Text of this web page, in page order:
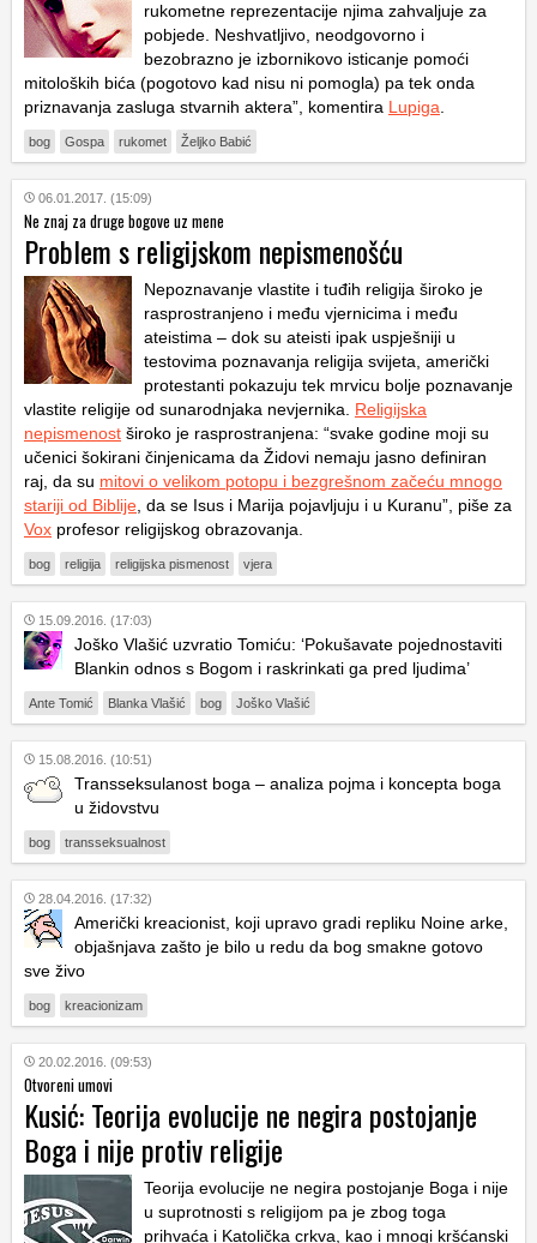
rukometne reprezentacije njima zahvaljuje za
pobjede. Neshvatljivo, neodgovorno i
bezobrazno je izbornikovo isticanje pomoći
mitoloških bića (pogotovo kad nisu ni pomogla) pa tek onda
priznavanja zasluga stvarnih aktera”, komentira Lupiga
bog Gospa rukomet Željko Babić
06.01.2017. (15:09)
Ne znaj za druge bogove uz mene
Problem s religijskom nepismenošću
Nepoznavanje vlastite i tuđih religija široko je
rasprostranjeno i među vjernicima i među
ateistima – dok su ateisti ipak uspješniji u
testovima poznavanja religija svijeta, američki
protestanti pokazuju tek mrvicu bolje poznavanje
vlastite religije od sunarodnjaka nevjernika. Religijska
nepismenost široko je rasprostranjena: “svake godine moji su
učenici šokirani činjenicama da Židovi nemaju jasno definiran
raj, da su mitovi o velikom potopu i bezgrešnom začeću mnogo
stariji od Biblije , da se Isus i Marija pojavljuju i u Kuranu”, piše za
Vox profesor religijskog obrazovanja.
bog religija religijska pismenost vjera
15.09.2016. (17:03)
Joško Vlašić uzvratio Tomiću: ‘Pokušavate pojednostaviti
Blankin odnos s Bogom i raskrinkati ga pred ljudima’
Ante Tomić Blanka Vlašić bog Joško Vlašić
15.08.2016. (10:51)
Transseksulanost boga – analiza pojma i koncepta boga
u židovstvu
bog transseksualnost
28.04.2016. (17:32)
Američki kreacionist, koji upravo gradi repliku Noine arke,
objašnjava zašto je bilo u redu da bog smakne gotovo
sve živo
bog kreacionizam
20.02.2016. (09:53)
Otvoreni umovi
Kusić: Teorija evolucije ne negira postojanje
Boga i nije protiv religije
Teorija evolucije ne negira postojanje Boga i nije
u suprotnosti s religijom pa je zbog toga
prihvaća i Katolička crkva, kao i mnogi kršćanski